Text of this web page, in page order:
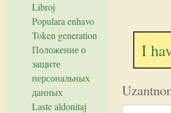
I
Libroj
Populara enhavo
Token generation
Положение о
защите
персональных
данных
Laste aldonitaj